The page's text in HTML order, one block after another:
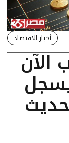
أخبار الاقتصاد
الآن
عيار 24 يسجل